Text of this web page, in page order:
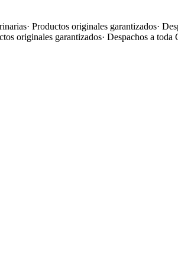
· Productos originales garantizados·
originales garantizados· Despachos a toda